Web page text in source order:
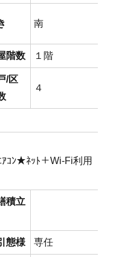
南
階数 １階
/区
４
ｺﾝ★ﾈｯﾄ＋Wi-Fi利用
積立
態様 専任